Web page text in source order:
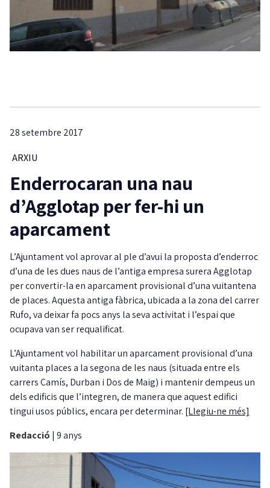
28 setembre 2017
ARXIU
Enderrocaran una nau
d’Agglotap per fer-hi un
aparcament
L’Ajuntament vol aprovar al ple d’avui la proposta d’enderroc
d’una de les dues naus de l’antiga empresa surera Agglotap
per convertir-la en aparcament provisional d’una vuitantena
de places. Aquesta antiga fàbrica, ubicada a la zona del carrer
Rufo, va deixar fa pocs anys la seva activitat i l’espai que
ocupava van ser requalificat.
L’Ajuntament vol habilitar un aparcament provisional d’una
vuitanta places a la segona de les naus (situada entre els
carrers Camís, Durban i Dos de Maig) i mantenir dempeus un
dels edificis que l’integren, de manera que aquest edifici
tingui usos públics, encara per determinar. [Llegiu-ne més]
Redacció | 9 anys